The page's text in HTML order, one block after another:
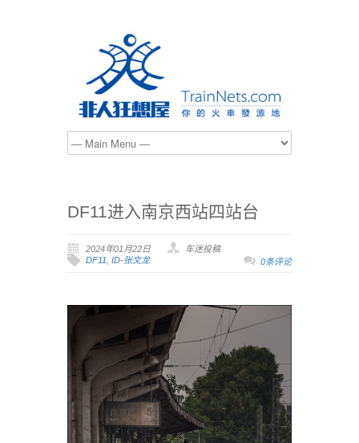
DF11进入南京西站四站台
2024年01月22日
车迷投稿
DF11, ID-张文龙 0条评论